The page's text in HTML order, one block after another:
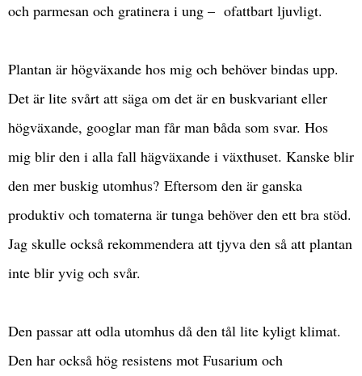
och parmesan och gratinera i ung – ofattbart ljuvligt.
Plantan är högväxande hos mig och behöver bindas upp.
Det är lite svårt att säga om det är en buskvariant eller
högväxande, googlar man får man båda som svar. Hos
mig blir den i alla fall hägväxande i växthuset. Kanske blir
den mer buskig utomhus? Eftersom den är ganska
produktiv och tomaterna är tunga behöver den ett bra stöd.
Jag skulle också rekommendera att tjyva den så att plantan
inte blir yvig och svår.
Den passar att odla utomhus då den tål lite kyligt klimat.
Den har också hög resistens mot Fusarium och